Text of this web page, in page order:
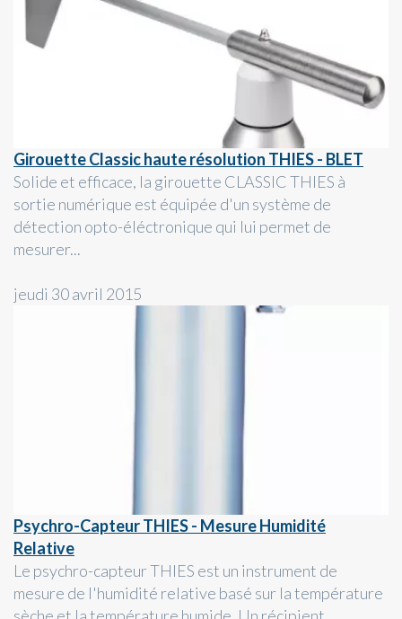
Girouette Classic haute résolution THIES - BLET
Solide et efficace, la girouette CLASSIC THIES à
sortie numérique est équipée d'un système de
détection opto-éléctronique qui lui permet de
mesurer...
jeudi 30 avril 2015
Psychro-Capteur THIES - Mesure Humidité
Relative
Le psychro-capteur THIES est un instrument de
mesure de l'humidité relative basé sur la température